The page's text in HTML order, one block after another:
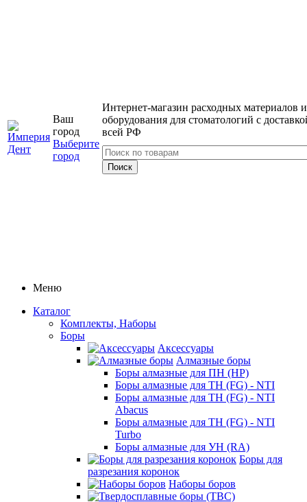
Ваш
город
Выберите
город
Интернет-магазин расходных материалов и
оборудования для стоматологий с
всей РФ
Меню
Каталог
Комплекты, Наборы
Боры
Аксессуары
Алмазные боры
Боры алмазные для ПН (HP)
Боры алмазные для ТН (FG) - NTI
Боры алмазные для ТН (FG) - NTI
Abacus
Боры алмазные для ТН (FG) - NTI
Turbo
Боры алмазные для УН (RA)
Боры для
разрезания коронок
Наборы боров